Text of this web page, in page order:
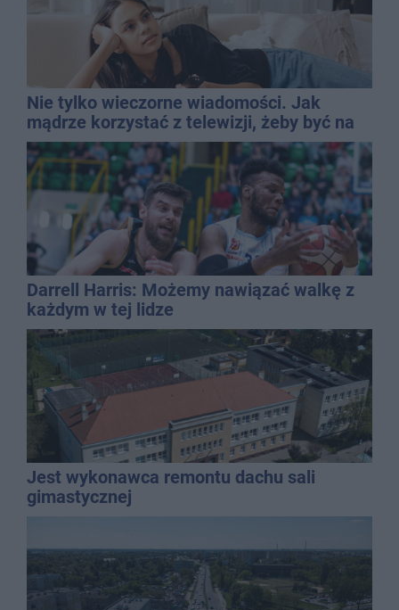
Nie tylko wieczorne wiadomości. Jak
mądrze korzystać z telewizji, żeby być na
bieżąco, ale nie żyć w informacyjnym
chaosie?
Darrell Harris: Możemy nawiązać walkę z
każdym w tej lidze
Jest wykonawca remontu dachu sali
gimastycznej